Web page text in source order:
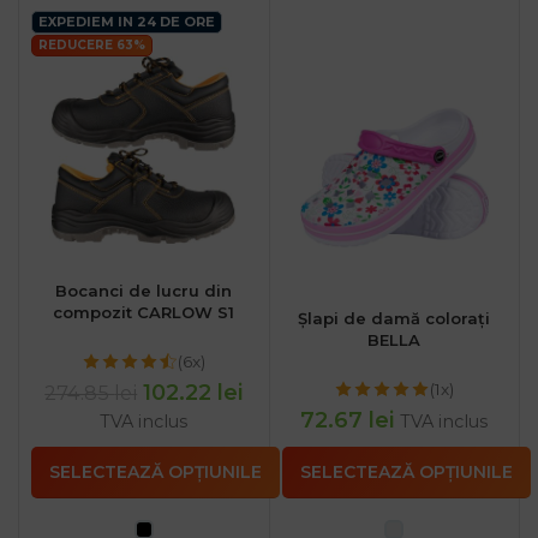
EXPEDIEM IN 24 DE ORE
REDUCERE 63%
Bocanci de lucru din
compozit CARLOW S1
(6x)
102.22 lei
TVA inclus
SELECTEAZĂ OPȚIUNILE
Șlapi de damă colorați
BELLA
(1x)
72.67 lei TVA inclus
SELECTEAZĂ OPȚIUNILE